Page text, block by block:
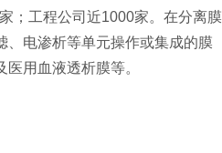
工程公司近1000家。在分离膜
、电渗析等单元操作或集成的膜
用血液透析膜等。